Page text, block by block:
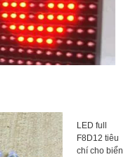
LED full
F8D12 tiêu
chí cho biển